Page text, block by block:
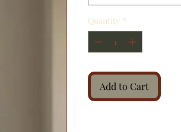
Quantity *
Add to Cart